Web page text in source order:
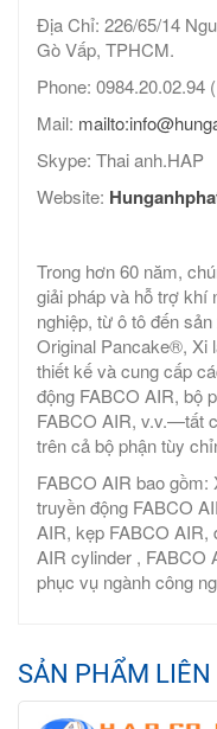
Địa Chỉ: 226/65/14
Gò Vấp, TPHCM.
Phone: 0984.20.02.94
Mail:
Skype: Thai anh.HAP
Website:
Trong hơn 60 năm,
giải pháp và hỗ trợ khí
nghiệp, từ ô tô đến
Original Pancake®, Xi
thiết kế và cung cấp
động FABCO AIR, bộ
FABCO AIR, v.v.—tất
trên cả bộ phận tùy
FABCO AIR bao gồm:
truyền động FABCO
AIR, kẹp FABCO AIR,
AIR cylinder ,
phục vụ ngành công
SẢN PHẨM LIÊN